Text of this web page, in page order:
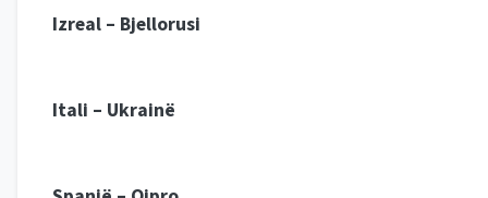
Izreal – Bjellorusi
Itali – Ukrainë
Spanjë – Qipro